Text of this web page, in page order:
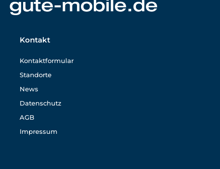
Kontakt
Kontaktformular
Standorte
News
Datenschutz
AGB
Impressum